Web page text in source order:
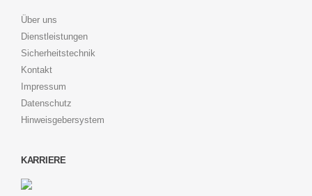
Über uns
Dienstleistungen
Sicherheitstechnik
Kontakt
Impressum
Datenschutz
Hinweisgebersystem
KARRIERE